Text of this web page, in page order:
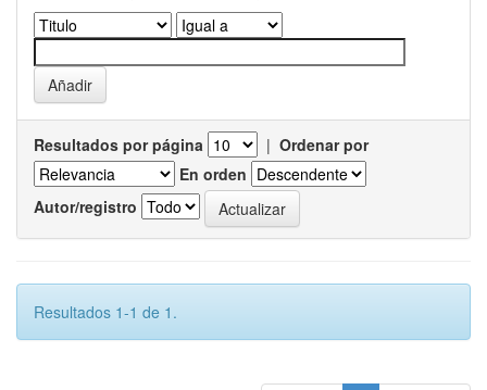
Resultados por página | Ordenar por
En orden
Autor/registro
Resultados 1-1 de 1.